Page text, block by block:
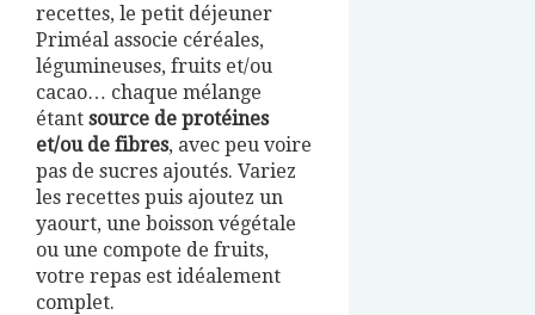
recettes, le petit déjeuner
Priméal associe céréales,
légumineuses, fruits et/ou
cacao… chaque mélange
étant source de protéines
et/ou de fibres, avec peu voire
pas de sucres ajoutés. Variez
les recettes puis ajoutez un
yaourt, une boisson végétale
ou une compote de fruits,
votre repas est idéalement
complet.